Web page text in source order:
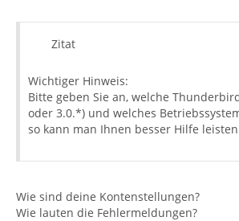
Zitat
Wichtiger Hinweis:
Bitte geben Sie an, welche
oder 3.0.*) und welches
so kann man Ihnen besser Hilfe
Wie sind deine Kontenstellungen?
Wie lauten die Fehlermeldungen?